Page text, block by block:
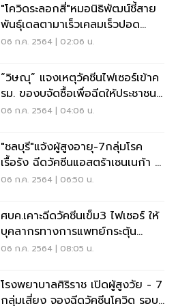
"โควิดระลอกสี่"หมอนิธิพัฒน์ชี้สาย
พันธุ์เดลตามาเร็วเคลมเร็วปอด
อักเสบไว
06 ก.ค. 2564 | 02:06 น.
“วิษณุ” แจงเหตุวัคซีนไฟเซอร์เข้าค
รม. ของบจัดซื้อเพื่อฉีดให้ประชาชน
ฟรี
06 ก.ค. 2564 | 04:06 น.
"ชลบุรี"แจ้งผู้สูงอายุ-7กลุ่มโรค
เรื้อรัง ฉีดวัคซีนแอสตร้าเซนเนก้า 8
ก.ค.
06 ก.ค. 2564 | 06:50 น.
ศบค.เคาะฉีดวัคซีนเข็ม3 ไฟเซอร์ ให้
บุคลากรทางการแพทย์กระตุ้น
ภูมิคุ้มกัน
06 ก.ค. 2564 | 08:05 น.
โรงพยาบาลศิริราช เปิดผู้สูงวัย - 7
กลุ่มเสี่ยง จองฉีดวัคซีนโควิด รอบ